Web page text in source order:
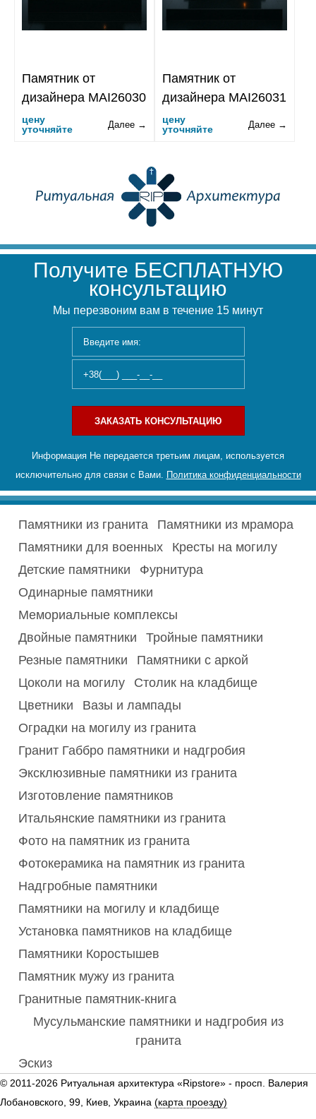
Памятник от
дизайнера MAI26030
цену
уточняйте
Далее →
Памятник от
дизайнера MAI26031
цену
уточняйте
Далее →
Получите БЕСПЛАТНУЮ
консультацию
Мы перезвоним вам в течение 15 минут
ЗАКАЗАТЬ КОНСУЛЬТАЦИЮ
Информация Не передается третьим лицам, используется
исключительно для связи с Вами. Политика конфиденциальности
Памятники из гранита
Памятники из мрамора
Памятники для военных
Кресты на могилу
Детские памятники
Фурнитура
Одинарные памятники
Мемориальные комплексы
Двойные памятники
Тройные памятники
Резные памятники
Памятники с аркой
Цоколи на могилу
Столик на кладбище
Цветники
Вазы и лампады
Оградки на могилу из гранита
Гранит Габбро памятники и надгробия
Эксклюзивные памятники из гранита
Изготовление памятников
Итальянские памятники из гранита
Фото на памятник из гранита
Фотокерамика на памятник из гранита
Надгробные памятники
Памятники на могилу и кладбище
Установка памятников на кладбище
Памятники Коростышев
Памятник мужу из гранита
Гранитные памятник-книга
Мусульманские памятники и надгробия из
гранита
Эскиз
© 2011-2026 Ритуальная архитектура «Ripstore» - просп. Валерия
Лобановского, 99, Киев, Украина (карта проезду)